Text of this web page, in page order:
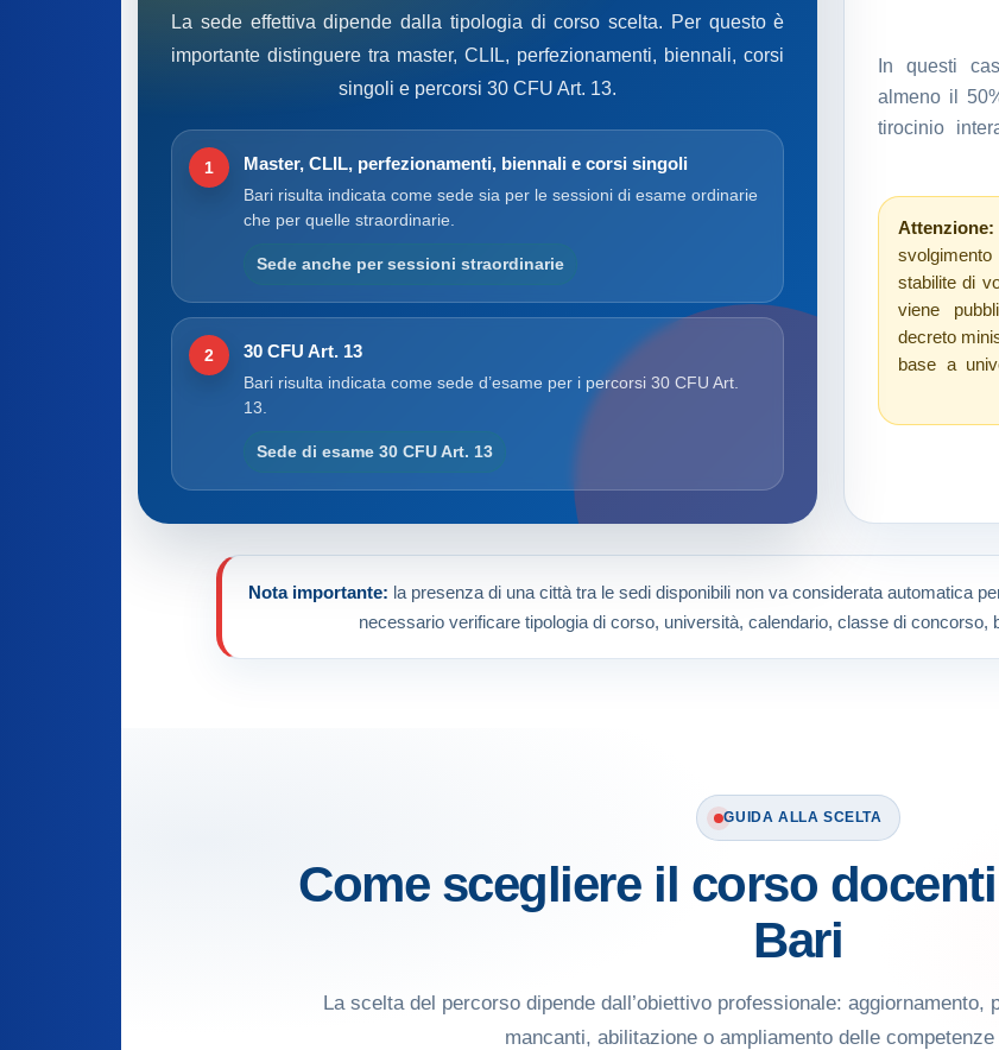
La sede effettiva dipende dalla tipologia di corso scelta. Per questo è
importante distinguere tra master, CLIL, perfezionamenti, biennali, corsi
singoli e percorsi 30 CFU Art. 13.
1 Master, CLIL, perfezionamenti, biennali e corsi singoli
Bari risulta indicata come sede sia per le sessioni di esame ordinarie
che per quelle straordinarie.
Sede anche per sessioni straordinarie
2 30 CFU Art. 13
Bari risulta indicata come sede d’esame per i percorsi 30 CFU Art.
13.
Sede di esame 30 CFU Art. 13
In questi
almeno il
tirocinio
Attenzione:
stabilite di
viene
decreto
base a
Nota importante: la presenza di una città tra le sedi disponibili non va considerata automatica
necessario verificare tipologia di corso, università, calendario, classe di concorso,
GUIDA ALLA SCELTA
Come scegliere il corso
Bari
La scelta del percorso dipende dall’obiettivo professionale: aggiornamento,
mancanti, abilitazione o ampliamento delle